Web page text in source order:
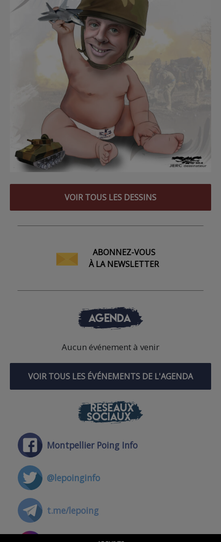
VOIR TOUS LES DESSINS
ABONNEZ-VOUS
À LA NEWSLETTER
AGENDA
Aucun événement à venir
VOIR TOUS LES ÉVÉNEMENTS DE L'AGENDA
RÉSEAUX
SOCIAUX
Montpellier Poing Info
@lepoinginfo
t.me/lepoing